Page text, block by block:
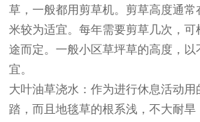
草，一般都用剪草机。剪草高度通
米较为适宜。每年需要剪草几次，可
途而定。一般小区草坪草的高度，以
宜。
大叶油草浇水：作为进行休息活动
踏，而且地毯草的根系浅，不大耐旱